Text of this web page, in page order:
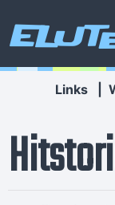
Links